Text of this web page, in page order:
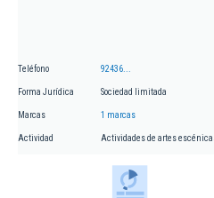
Teléfono 92436...
Forma Jurídica Sociedad limitada
Marcas 1 marcas
Actividad Actividades de artes